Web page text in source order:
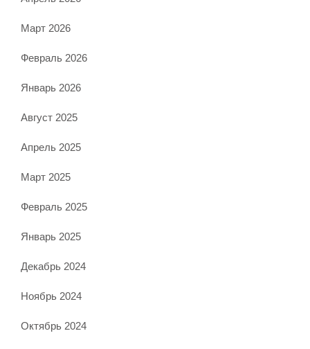
Март 2026
Февраль 2026
Январь 2026
Август 2025
Апрель 2025
Март 2025
Февраль 2025
Январь 2025
Декабрь 2024
Ноябрь 2024
Октябрь 2024